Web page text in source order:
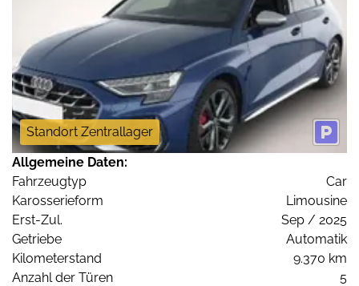
Standort Zentrallager
Allgemeine Daten:
Fahrzeugtyp
Car
Karosserieform
Limousine
Erst-Zul.
Sep / 2025
Getriebe
Automatik
Kilometerstand
9.370 km
Anzahl der Türen
5